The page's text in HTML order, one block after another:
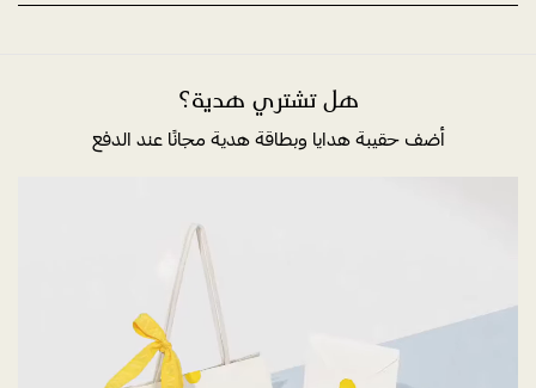
هل تشتري هدية؟
أضف حقيبة هدايا وبطاقة هدية مجانًا عند الدفع